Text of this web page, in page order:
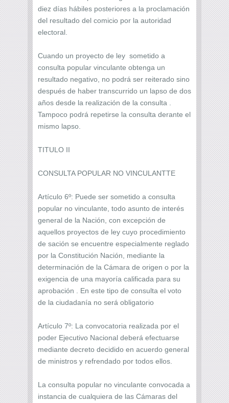
diez días hábiles posteriores a la proclamación
del resultado del comicio por la autoridad
electoral.
Cuando un proyecto de ley sometido a
consulta popular vinculante obtenga un
resultado negativo, no podrá ser reiterado sino
después de haber transcurrido un lapso de dos
años desde la realización de la consulta .
Tampoco podrá repetirse la consulta derante el
mismo lapso.
TITULO II
CONSULTA POPULAR NO VINCULANTTE
Artículo 6º: Puede ser sometido a consulta
popular no vinculante, todo asunto de interés
general de la Nación, con excepción de
aquellos proyectos de ley cuyo procedimiento
de sación se encuentre especialmente reglado
por la Constitución Nación, mediante la
determinación de la Cámara de origen o por la
exigencia de una mayoría calificada para su
aprobación . En este tipo de consulta el voto
de la ciudadanía no será obligatorio
Artículo 7º: La convocatoria realizada por el
poder Ejecutivo Nacional deberá efectuarse
mediante decreto decidido en acuerdo general
de ministros y refrendado por todos ellos.
La consulta popular no vinculante convocada a
instancia de cualquiera de las Cámaras del